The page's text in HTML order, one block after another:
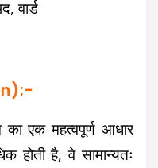
वार्ड
एक महत्वपूर्ण आधार
होती है, वे सामान्यतः